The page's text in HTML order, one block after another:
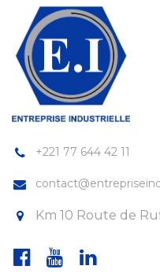
+221 77 644 42 11
Km 10 Route de